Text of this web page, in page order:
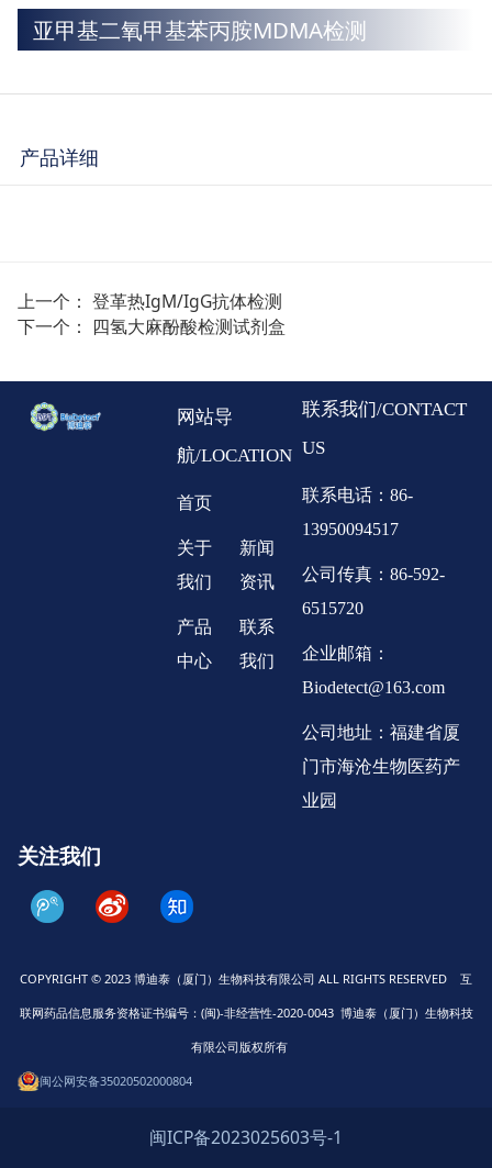
亚甲基二氧甲基苯丙胺MDMA检测
产品详细
上一个： 登革热IgM/IgG抗体检测
下一个： 四氢大麻酚酸检测试剂盒
网站导
航/LOCATION
首页
关于
我们
产品
中心
新闻
资讯
联系
我们
联系我们/CONTACT
US
联系电话：86-
13950094517
公司传真：86-592-
6515720
企业邮箱：
Biodetect@163.com
公司地址：福建省厦
门市海沧生物医药产
业园
关注我们
COPYRIGHT © 2023 博迪泰（厦门）生物科技有限公司 ALL RIGHTS RESERVED 互
联网药品信息服务资格证书编号：(闽)-非经营性-2020-0043 博迪泰（厦门）生物科技
有限公司版权所有
闽公网安备35020502000804
闽ICP备2023025603号-1